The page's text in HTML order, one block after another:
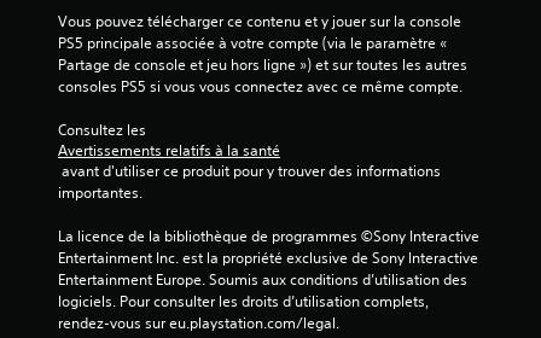
l
t
a
é
m
e
n
t
s
u
r
p
Vous pouvez télécharger ce contenu et y jouer sur la console
PS5 principale associée à votre compte (via le paramètre «
Partage de console et jeu hors ligne ») et sur toutes les autres
consoles PS5 si vous vous connectez avec ce même compte.
Consultez les
Avertissements relatifs à la santé
importantes.
La licence de la bibliothèque de programmes ©Sony Interactive
Entertainment Inc. est la propriété exclusive de Sony Interactive
Entertainment Europe. Soumis aux conditions d’utilisation des
logiciels. Pour consulter les droits d’utilisation complets,
rendez-vous sur eu.playstation.com/legal.